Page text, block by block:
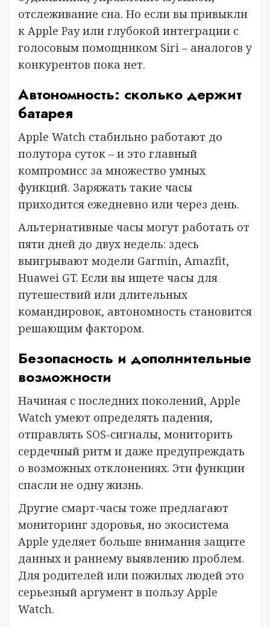
отслеживание сна. Но если вы привыкли
к Apple Pay или глубокой интеграции с
голосовым помощником Siri – аналогов у
конкурентов пока нет.
Автономность: сколько держит
батарея
Apple Watch стабильно работают до
полутора суток – и это главный
компромисс за множество умных
функций. Заряжать такие часы
приходится ежедневно или через день.
Альтернативные часы могут работать от
пяти дней до двух недель: здесь
выигрывают модели Garmin, Amazfit,
Huawei GT. Если вы ищете часы для
путешествий или длительных
командировок, автономность становится
решающим фактором.
Безопасность и дополнительные
возможности
Начиная с последних поколений, Apple
Watch умеют определять падения,
отправлять SOS-сигналы, мониторить
сердечный ритм и даже предупреждать
о возможных отклонениях. Эти функции
спасли не одну жизнь.
Другие смарт-часы тоже предлагают
мониторинг здоровья, но экосистема
Apple уделяет больше внимания защите
данных и раннему выявлению проблем.
Для родителей или пожилых людей это
серьезный аргумент в пользу Apple
Watch.